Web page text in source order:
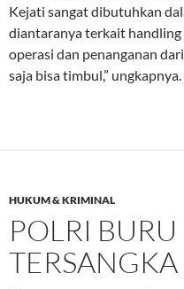
Kejati sangat dibutuhkan
diantaranya terkait
operasi dan penanganan
saja bisa timbul,” ungkapnya.
HUKUM & KRIMINAL
POLRI